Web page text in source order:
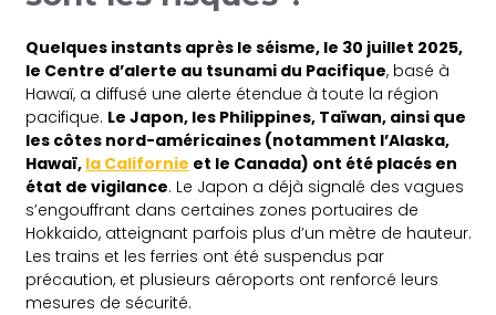
Quelques instants après le séisme, le 30 juillet 2025,
le Centre d’alerte au tsunami du Pacifique, basé à
Hawaï, a diffusé une alerte étendue à toute la région
pacifique. Le Japon, les Philippines, Taïwan, ainsi que
les côtes nord-américaines (notamment l’Alaska,
Hawaï, la Californie et le Canada) ont été placés en
état de vigilance. Le Japon a déjà signalé des vagues
s’engouffrant dans certaines zones portuaires de
Hokkaido, atteignant parfois plus d’un mètre de hauteur.
Les trains et les ferries ont été suspendus par
précaution, et plusieurs aéroports ont renforcé leurs
mesures de sécurité.